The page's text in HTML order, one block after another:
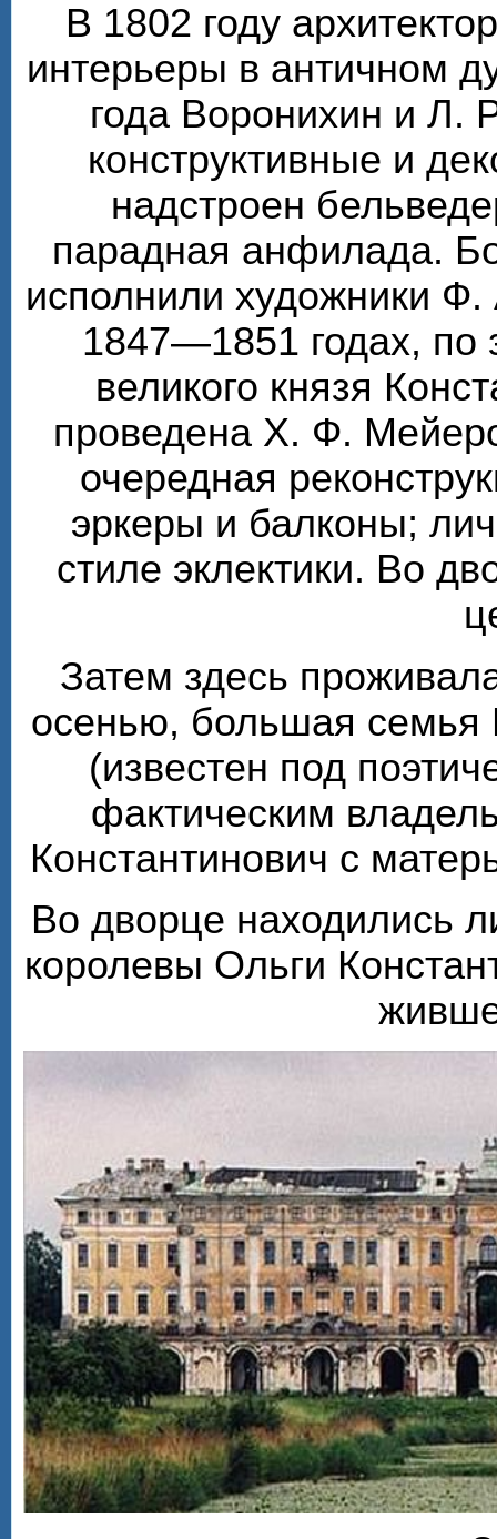
В 1802 году
интерьеры в античном
года Воронихин и Л.
конструктивные и
надстроен
парадная анфилада.
исполнили художники
1847—1851 годах, по
великого князя
проведена Х. Ф.
очередная
эркеры и балконы;
стиле эклектики. Во
Затем здесь
осенью, большая семья
(известен под
фактическим
Константинович с
Во дворце находились
королевы Ольги